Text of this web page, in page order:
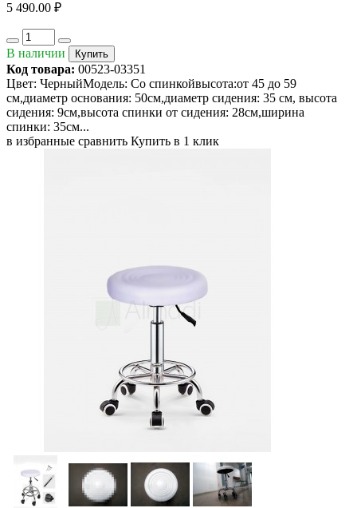
5 490.00 ₽
В наличии Купить
Код товара: 00523-03351
Цвет: ЧерныйМодель: Со спинкойвысота:от 45 до 59
см,диаметр основания: 50см,диаметр сидения: 35 см, высота
сидения: 9см,высота спинки от сидения: 28см,ширина
спинки: 35см...
в избранные сравнить Купить в 1 клик